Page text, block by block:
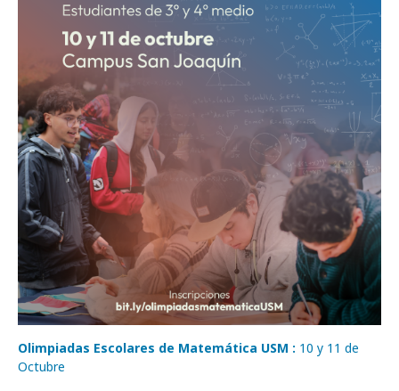
Olimpiadas Escolares de Matemática USM : 10 y 11 de
Octubre